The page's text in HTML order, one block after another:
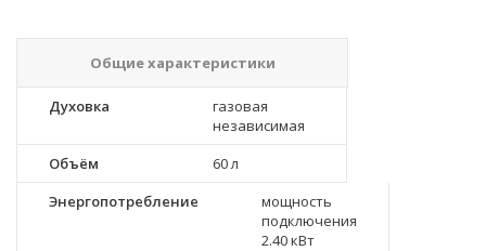
Общие характеристики
Духовка
газовая
независимая
Объём
60 л
Энергопотребление
мощность
подключения
2.40 кВт